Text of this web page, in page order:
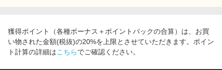
生活・お役立ち
金融・マネー・保険
Qoo10メガポ
Samsung ボーナスキャンペーン
獲得ポイント（各種ボーナス＋ポイントバックの合算）は、お買
い物された金額(税抜)の20%を上限とさせていただきます。ポイン
ト計算の詳細はこちらでご確認ください。